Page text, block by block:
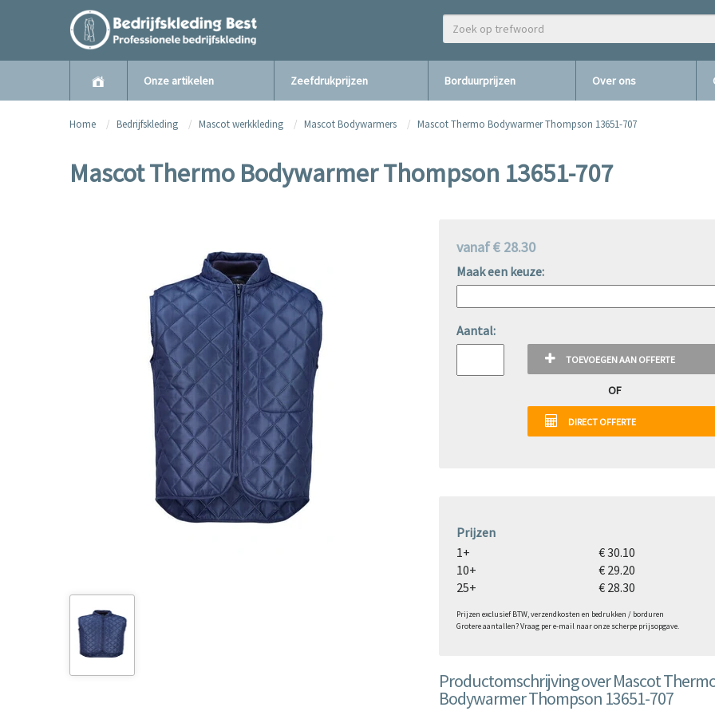
Onze artikelen Zeefdrukprijzen Borduurprijzen Over ons
Home Bedrijfskleding Mascot werkkleding Mascot Bodywarmers Mascot Thermo Bodywarmer Thompson 13651-707
Mascot Thermo Bodywarmer Thompson 13651-707
vanaf € 28.30
Maak een keuze:
Aantal:
TOEVOEGEN AAN OFFERTE
OF
DIRECT OFFERTE
Prijzen
1+
€ 30.10
10+
€ 29.20
25+
€ 28.30
Prijzen exclusief BTW, verzendkosten en bedrukken / borduren
Grotere aantallen? Vraag per e-mail naar onze scherpe prijsopgave.
Productomschrijving over Mascot
Bodywarmer Thompson 13651-707